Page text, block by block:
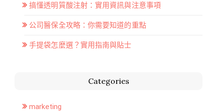
搞懂透明質酸注射：實用資訊與注意事項
公司醫保全攻略：你需要知道的重點
手提袋怎麼選？實用指南與貼士
Categories
marketing